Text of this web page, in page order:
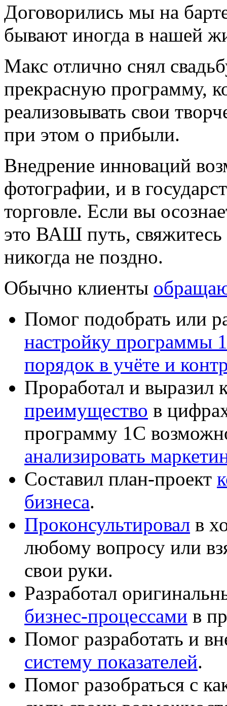
Договорились мы на
бывают иногда в нашей
Макс отлично снял
прекрасную программу,
реализовывать свои
при этом о прибыли.
Внедрение инноваций
фотографии, и в
торговле. Если вы
это ВАШ путь,
никогда не поздно.
Обычно клиенты
Помог подобрать или
настройку программы
порядок в учёте и
Проработал и выразил
преимущество в
программу 1С
анализировать
Составил план-проект
бизнеса.
Проконсультировал в
любому вопросу или
свои руки.
Разработал
бизнес-процессами в
Помог разработать и
систему показателей.
Помог разобраться с